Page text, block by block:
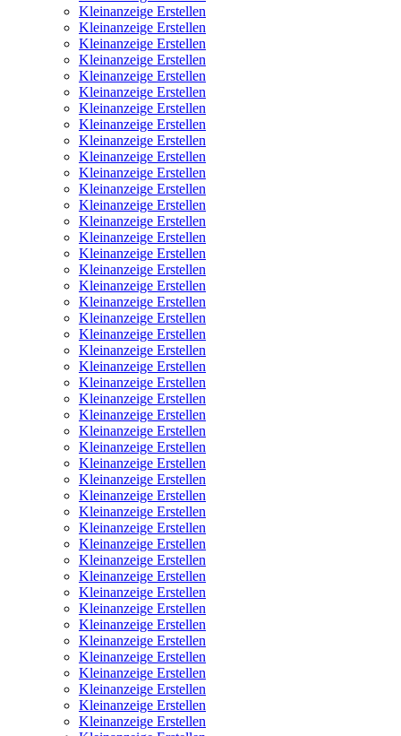
Kleinanzeige Erstellen
Kleinanzeige Erstellen
Kleinanzeige Erstellen
Kleinanzeige Erstellen
Kleinanzeige Erstellen
Kleinanzeige Erstellen
Kleinanzeige Erstellen
Kleinanzeige Erstellen
Kleinanzeige Erstellen
Kleinanzeige Erstellen
Kleinanzeige Erstellen
Kleinanzeige Erstellen
Kleinanzeige Erstellen
Kleinanzeige Erstellen
Kleinanzeige Erstellen
Kleinanzeige Erstellen
Kleinanzeige Erstellen
Kleinanzeige Erstellen
Kleinanzeige Erstellen
Kleinanzeige Erstellen
Kleinanzeige Erstellen
Kleinanzeige Erstellen
Kleinanzeige Erstellen
Kleinanzeige Erstellen
Kleinanzeige Erstellen
Kleinanzeige Erstellen
Kleinanzeige Erstellen
Kleinanzeige Erstellen
Kleinanzeige Erstellen
Kleinanzeige Erstellen
Kleinanzeige Erstellen
Kleinanzeige Erstellen
Kleinanzeige Erstellen
Kleinanzeige Erstellen
Kleinanzeige Erstellen
Kleinanzeige Erstellen
Kleinanzeige Erstellen
Kleinanzeige Erstellen
Kleinanzeige Erstellen
Kleinanzeige Erstellen
Kleinanzeige Erstellen
Kleinanzeige Erstellen
Kleinanzeige Erstellen
Kleinanzeige Erstellen
Kleinanzeige Erstellen